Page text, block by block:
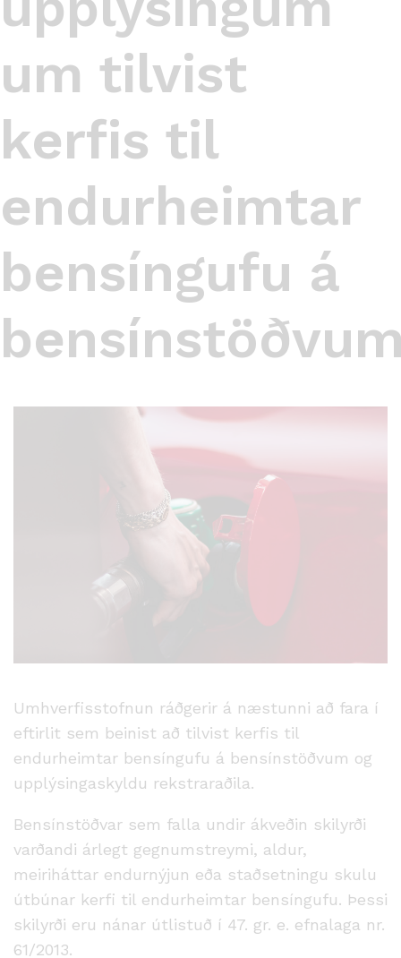
um tilvist
kerfis til
endurheimtar
bensíngufu á
Umhverfisstofnun ráðgerir á næstunni að fara í
eftirlit sem beinist að tilvist kerfis til
endurheimtar bensíngufu á bensínstöðvum og
upplýsingaskyldu rekstraraðila.
Bensínstöðvar sem falla undir ákveðin skilyrði
varðandi árlegt gegnumstreymi, aldur,
meiriháttar endurnýjun eða staðsetningu skulu
útbúnar kerfi til endurheimtar bensíngufu. Þessi
skilyrði eru nánar útlistuð í 47. gr. e. efnalaga nr.
61/2013.